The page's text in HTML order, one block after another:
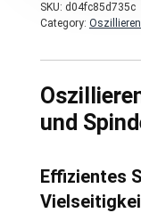
SKU: d04fc85d735c
Category:
und
Effizientes